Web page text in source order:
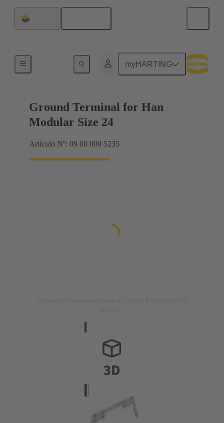
myHARTING
Bastidor de blindaje, bastidores de abrazadera
Ground Terminal for Han
Modular Size 24
Artículo Nº: 09 00 000 5235